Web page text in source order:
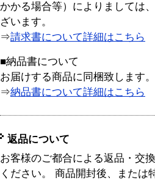
かかる場合等）によりましては
ざいます。
⇒請求書について詳細はこちら
■納品書について
お届けする商品に同梱致します。
⇒納品書について詳細はこちら
返品について
お客様のご都合による返品・交
ください。 商品開封後、または